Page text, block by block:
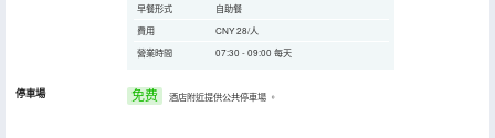
早餐形式
自助餐
費用
CNY 28/人
營業時間
07:30 - 09:00 每天
停車場 免费 酒店附近提供公共停車場 。